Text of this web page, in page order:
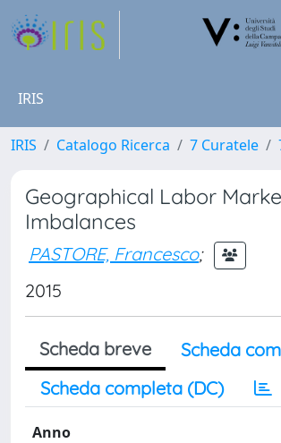
IRIS
IRIS Catalogo Ricerca 7 Curatele
Geographical Labor
Imbalances
PASTORE, Francesco;
2015
Scheda breve
Scheda
Scheda completa (DC)
Anno